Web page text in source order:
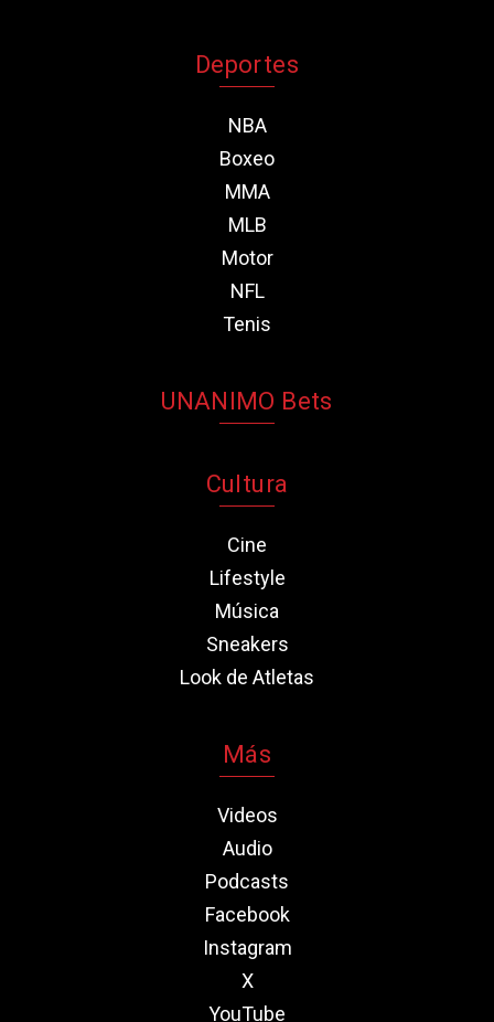
Deportes
NBA
Boxeo
MMA
MLB
Motor
NFL
Tenis
UNANIMO Bets
Cultura
Cine
Lifestyle
Música
Sneakers
Look de Atletas
Más
Videos
Audio
Podcasts
Facebook
Instagram
X
YouTube